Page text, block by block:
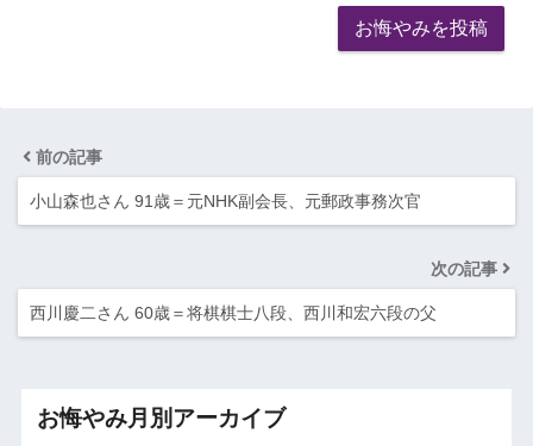
前の記事
小山森也さん 91歳＝元NHK副会長、元郵政事務次官
次の記事
西川慶二さん 60歳＝将棋棋士八段、西川和宏六段の父
お悔やみ月別アーカイブ